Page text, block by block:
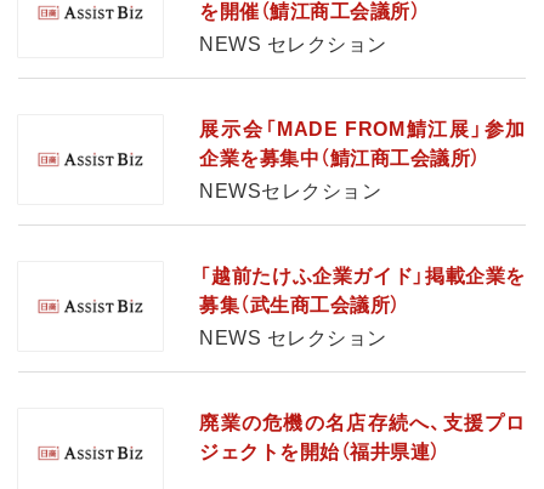
を開催（鯖江商工会議所）
NEWS セレクション
展示会「MADE FROM鯖江展」参加
企業を募集中（鯖江商工会議所）
NEWSセレクション
「越前たけふ企業ガイド」掲載企業を
募集（武生商工会議所）
NEWS セレクション
廃業の危機の名店存続へ、支援プロ
ジェクトを開始（福井県連）